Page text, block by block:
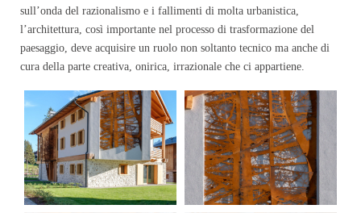
sull’onda del razionalismo e i fallimenti di molta urbanistica,
l’architettura, così importante nel processo di trasformazione del
paesaggio, deve acquisire un ruolo non soltanto tecnico ma anche di
cura della parte creativa, onirica, irrazionale che ci appartiene.